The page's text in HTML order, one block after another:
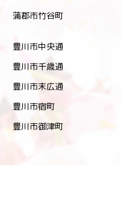
蒲郡市竹谷町
豊川市中央通
豊川市千歳通
豊川市末広通
豊川市宿町
豊川市御津町